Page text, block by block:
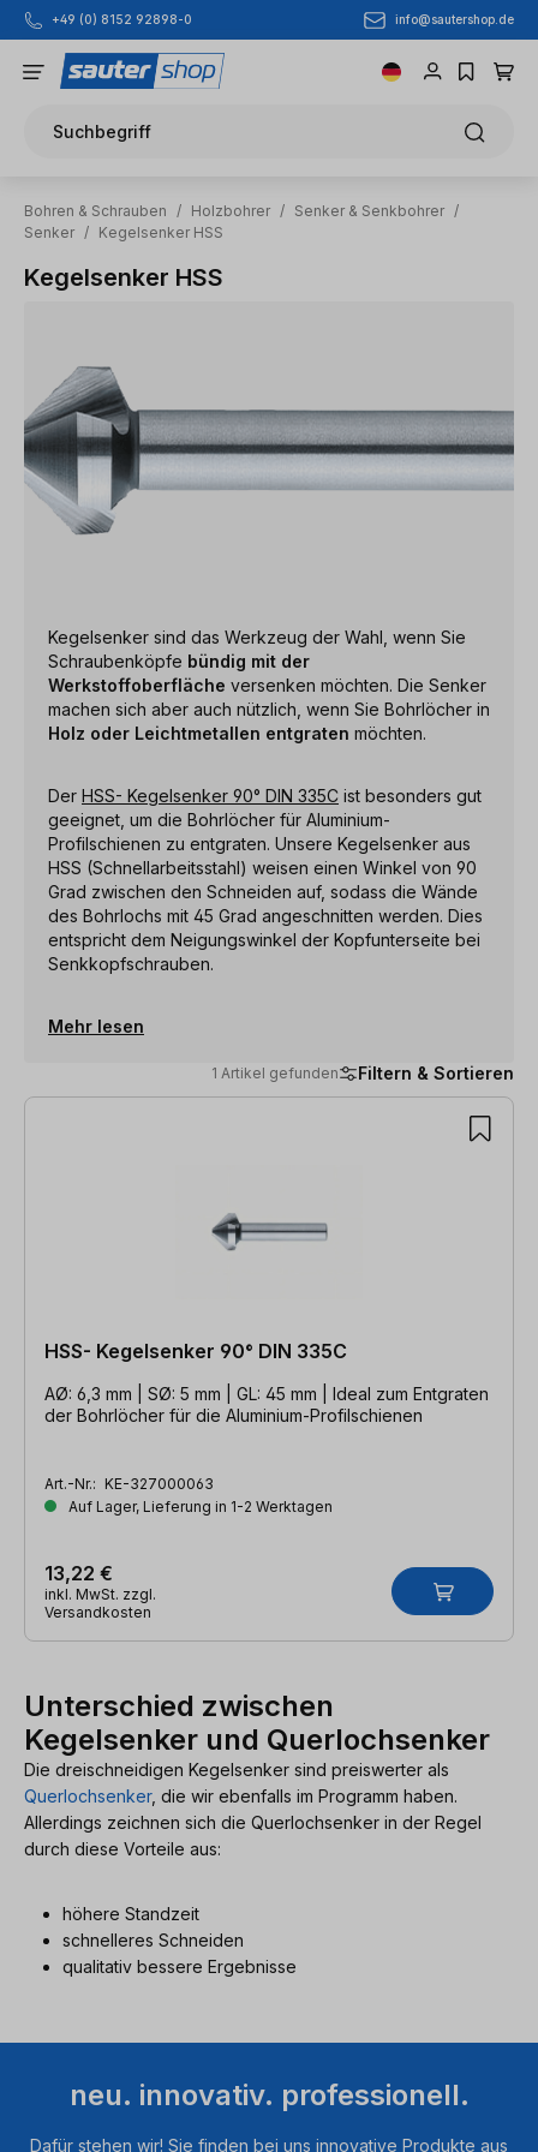
Zum Hauptinhalt springen
+49 (0) 8152 92898-0 info@sautershop.de
Suchbegriff
Bohren & Schrauben / Holzbohrer / Senker & Senkbohrer /
Senker / Kegelsenker HSS
Kegelsenker HSS
Kegelsenker sind das Werkzeug der Wahl, wenn Sie
Schraubenköpfe bündig mit der
Werkstoffoberfläche versenken möchten. Die Senker
machen sich aber auch nützlich, wenn Sie Bohrlöcher in
Holz oder Leichtmetallen entgraten möchten.
Der HSS- Kegelsenker 90° DIN 335C ist besonders gut
geeignet, um die Bohrlöcher für Aluminium-
Profilschienen zu entgraten. Unsere Kegelsenker aus
HSS (Schnellarbeitsstahl) weisen einen Winkel von 90
Grad zwischen den Schneiden auf, sodass die Wände
des Bohrlochs mit 45 Grad angeschnitten werden. Dies
entspricht dem Neigungswinkel der Kopfunterseite bei
Senkkopfschrauben.
Mehr lesen
1 Artikel gefunden Filtern & Sortieren
1 Artikel gefunden
HSS- Kegelsenker 90° DIN 335C
AØ: 6,3 mm | SØ: 5 mm | GL: 45 mm | Ideal zum Entgraten
der Bohrlöcher für die Aluminium-Profilschienen
Art.-Nr.: KE-327000063
Auf Lager, Lieferung in 1-2 Werktagen
13,22 €
inkl. MwSt. zzgl.
Versandkosten
Unterschied zwischen
Kegelsenker und Querlochsenker
Die dreischneidigen Kegelsenker sind preiswerter als
Querlochsenker, die wir ebenfalls im Programm haben.
Allerdings zeichnen sich die Querlochsenker in der Regel
durch diese Vorteile aus:
höhere Standzeit
schnelleres Schneiden
qualitativ bessere Ergebnisse
neu. innovativ. professionell.
Dafür stehen wir! Sie finden bei uns innovative Produkte aus